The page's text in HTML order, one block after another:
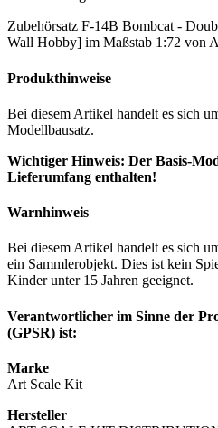
Zubehörsatz F-14B Bombcat -
Wall Hobby] im Maßstab 1:72 von
Produkthinweise
Bei diesem Artikel handelt es sich
Modellbausatz.
Wichtiger Hinweis: Der Basis-
Lieferumfang enthalten!
Warnhinweis
Bei diesem Artikel handelt es sich
ein Sammlerobjekt. Dies ist kein
Kinder unter 15 Jahren geeignet.
Verantwortlicher im Sinne der
(GPSR) ist:
Marke
Art Scale Kit
Hersteller